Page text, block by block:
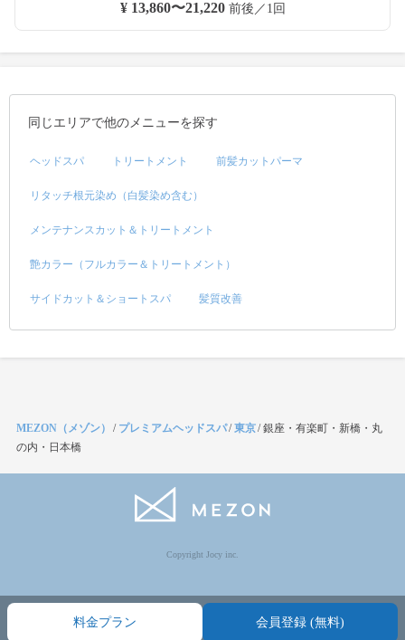
¥ 13,860〜21,220前後／1回
同じエリアで他のメニューを探す
ヘッドスパ トリートメント 前髪カットパーマ
リタッチ根元染め（白髪染め含む）
メンテナンスカット＆トリートメント
艶カラー（フルカラー＆トリートメント）
サイドカット＆ショートスパ 髪質改善
料金プラン 会員登録 (無料)
MEZON（メゾン） / プレミアムヘッドスパ/東京/銀座・有楽町・新橋・丸
の内・日本橋
Copyright Jocy inc.